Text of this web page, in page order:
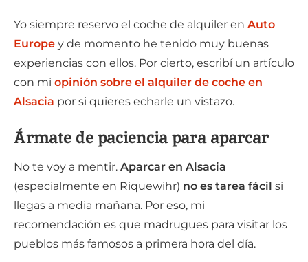
Yo siempre reservo el coche de alquiler en Auto
Europe y de momento he tenido muy buenas
experiencias con ellos. Por cierto, escribí un artículo
con mi opinión sobre el alquiler de coche en
Alsacia por si quieres echarle un vistazo.
Ármate de paciencia para aparcar
No te voy a mentir. Aparcar en Alsacia
(especialmente en Riquewihr) no es tarea fácil si
llegas a media mañana. Por eso, mi
recomendación es que madrugues para visitar los
pueblos más famosos a primera hora del día.